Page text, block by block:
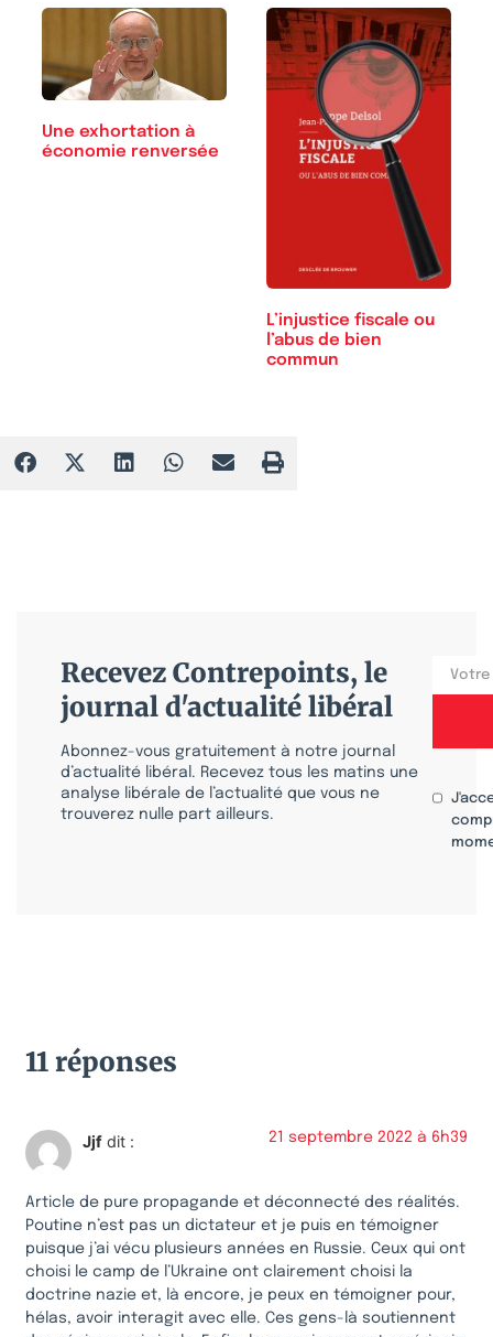
Une exhortation à
économie renversée
L’injustice fiscale ou
l’abus de bien
commun
Recevez Contrepoints, le
journal d'actualité libéral
Abonnez-vous gratuitement à notre journal
d’actualité libéral. Recevez tous les matins une
analyse libérale de l’actualité que vous ne
trouverez nulle part ailleurs.
11 réponses
Jjf dit : 21 septembre 2022 à 6h39
Article de pure propagande et déconnecté des réalités.
Poutine n’est pas un dictateur et je puis en témoigner
puisque j’ai vécu plusieurs années en Russie. Ceux qui ont
choisi le camp de l’Ukraine ont clairement choisi la
doctrine nazie et, là encore, je peux en témoigner pour,
hélas, avoir interagit avec elle. Ces gens-là soutiennent